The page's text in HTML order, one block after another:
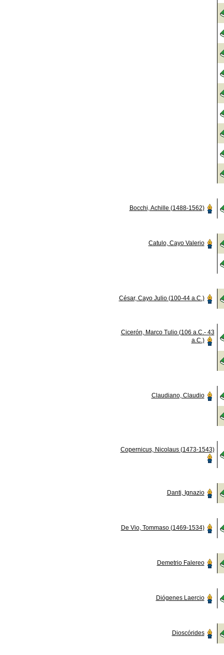
Bocchi, Achille (1488-1562)
Catulo, Cayo Valerio
César, Cayo Julio (100-44 a.C.)
Cicerón, Marco Tulio (106 a.C.- 43
a.C.)
Claudiano, Claudio
Copernicus, Nicolaus (1473-1543)
Danti, Ignazio
De Vio, Tommaso (1469-1534)
Demetrio Falereo
Diógenes Laercio
Dioscórides